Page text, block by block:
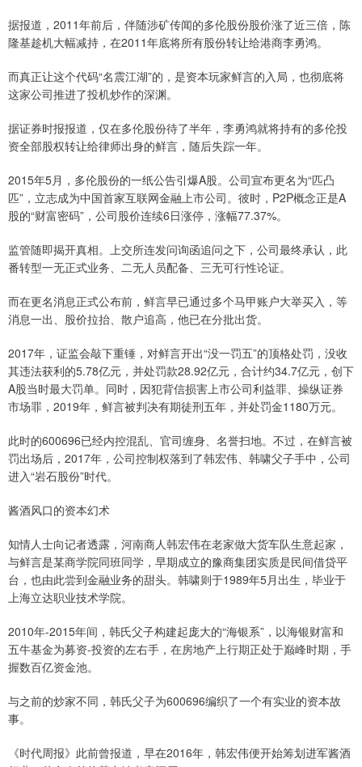
据报道，2011年前后，伴随涉矿传闻的多伦股份股价涨了近三倍，陈
隆基趁机大幅减持，在2011年底将所有股份转让给港商李勇鸿。
而真正让这个代码“名震江湖”的，是资本玩家鲜言的入局，也彻底将
这家公司推进了投机炒作的深渊。
据证券时报报道，仅在多伦股份待了半年，李勇鸿就将持有的多伦投
资全部股权转让给律师出身的鲜言，随后失踪一年。
2015年5月，多伦股份的一纸公告引爆A股。公司宣布更名为“匹凸
匹”，立志成为中国首家互联网金融上市公司。彼时，P2P概念正是A
股的“财富密码”，公司股价连续6日涨停，涨幅77.37%。
监管随即揭开真相。上交所连发问询函追问之下，公司最终承认，此
番转型一无正式业务、二无人员配备、三无可行性论证。
而在更名消息正式公布前，鲜言早已通过多个马甲账户大举买入，等
消息一出、股价拉抬、散户追高，他已在分批出货。
2017年，证监会敲下重锤，对鲜言开出“没一罚五”的顶格处罚，没收
其违法获利的5.78亿元，并处罚款28.92亿元，合计约34.7亿元，创下
A股当时最大罚单。同时，因犯背信损害上市公司利益罪、操纵证券
市场罪，2019年，鲜言被判决有期徒刑五年，并处罚金1180万元。
此时的600696已经内控混乱、官司缠身、名誉扫地。不过，在鲜言被
罚出场后，2017年，公司控制权落到了韩宏伟、韩啸父子手中，公司
进入“岩石股份”时代。
酱酒风口的资本幻术
知情人士向记者透露，河南商人韩宏伟在老家做大货车队生意起家，
与鲜言是某商学院同班同学，早期成立的豫商集团实质是民间借贷平
台，也由此尝到金融业务的甜头。韩啸则于1989年5月出生，毕业于
上海立达职业技术学院。
2010年-2015年间，韩氏父子构建起庞大的“海银系”，以海银财富和
五牛基金为募资-投资的左右手，在房地产上行期正处于巅峰时期，手
握数百亿资金池。
与之前的炒家不同，韩氏父子为600696编织了一个有实业的资本故
事。
《时代周报》此前曾报道，早在2016年，韩宏伟便开始筹划进军酱酒